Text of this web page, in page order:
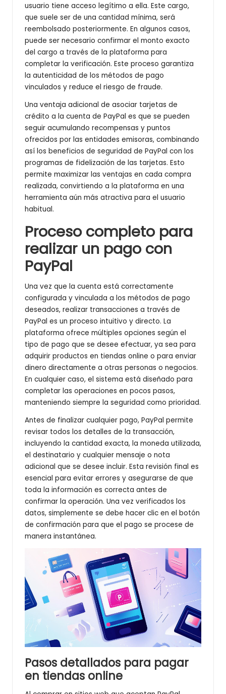
usuario tiene acceso legítimo a ella. Este cargo,
que suele ser de una cantidad mínima, será
reembolsado posteriormente. En algunos casos,
puede ser necesario confirmar el monto exacto
del cargo a través de la plataforma para
completar la verificación. Este proceso garantiza
la autenticidad de los métodos de pago
vinculados y reduce el riesgo de fraude.
Una ventaja adicional de asociar tarjetas de
crédito a la cuenta de PayPal es que se pueden
seguir acumulando recompensas y puntos
ofrecidos por las entidades emisoras, combinando
así los beneficios de seguridad de PayPal con los
programas de fidelización de las tarjetas. Esto
permite maximizar las ventajas en cada compra
realizada, convirtiendo a la plataforma en una
herramienta aún más atractiva para el usuario
habitual.
Proceso completo para
realizar un pago con
PayPal
Una vez que la cuenta está correctamente
configurada y vinculada a los métodos de pago
deseados, realizar transacciones a través de
PayPal es un proceso intuitivo y directo. La
plataforma ofrece múltiples opciones según el
tipo de pago que se desee efectuar, ya sea para
adquirir productos en tiendas online o para enviar
dinero directamente a otras personas o negocios.
En cualquier caso, el sistema está diseñado para
completar las operaciones en pocos pasos,
manteniendo siempre la seguridad como prioridad.
Antes de finalizar cualquier pago, PayPal permite
revisar todos los detalles de la transacción,
incluyendo la cantidad exacta, la moneda utilizada,
el destinatario y cualquier mensaje o nota
adicional que se desee incluir. Esta revisión final es
esencial para evitar errores y asegurarse de que
toda la información es correcta antes de
confirmar la operación. Una vez verificados los
datos, simplemente se debe hacer clic en el botón
de confirmación para que el pago se procese de
manera instantánea.
Pasos detallados para pagar
en tiendas online